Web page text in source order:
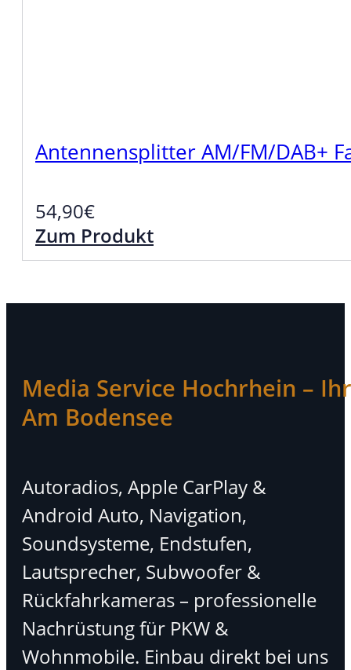
Antennensplitter AM/FM/DAB+
54,90€
Zum Produkt
Media Service Hochrhein –
Am Bodensee
Autoradios, Apple CarPlay &
Android Auto, Navigation,
Soundsysteme, Endstufen,
Lautsprecher, Subwoofer &
Rückfahrkameras – professionelle
Nachrüstung für PKW &
Wohnmobile. Einbau direkt bei uns